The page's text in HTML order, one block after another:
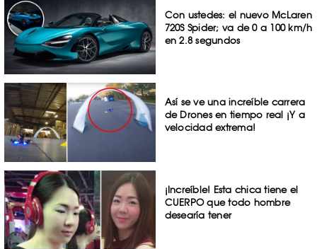
Con ustedes: el nuevo McLaren
720S Spider; va de 0 a 100 km/h
en 2.8 segundos
Así se ve una increíble carrera
de Drones en tiempo real ¡Y a
velocidad extrema!
¡Increíble! Esta chica tiene el
CUERPO que todo hombre
desearía tener